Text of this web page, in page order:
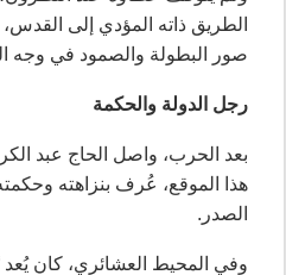
الطريق ذاته المؤدي إلى
صور البطولة والصمود في وجه
رجل الدولة والحكمة
هذا الموقع، عُرف بنزاهته
الصدر.
وفي المحيط العشائري، كان